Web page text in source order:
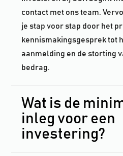
contact met ons team.
je stap voor stap door het
kennismakingsgesprek tot
aanmelding en de storting
bedrag.
Wat is de
inleg voor een
investering?